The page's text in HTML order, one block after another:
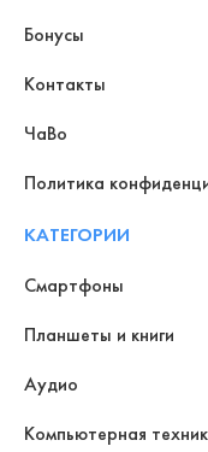
Бонусы
Контакты
ЧаВо
Политика
КАТЕГОРИИ
Смартфоны
Планшеты и книги
Аудио
Компьютерная